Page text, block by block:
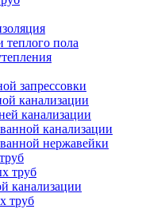
теплого пола
запрессовки
канализации
канализации
канализации
нержавейки
труб
канализации
труб